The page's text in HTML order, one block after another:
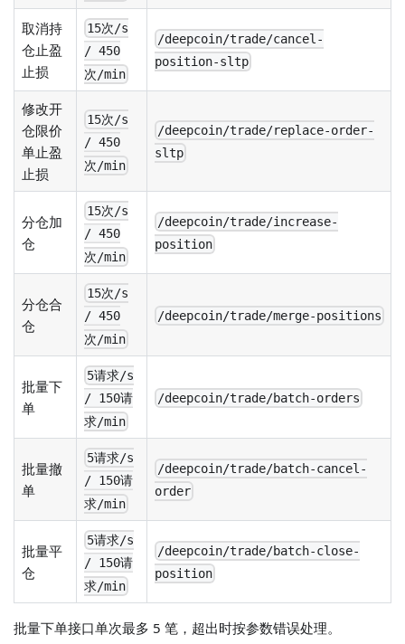
取消持
仓止盈
止损
15次/s
/ 450
次/min
/deepcoin/trade/cancel-
position-sltp
修改开
仓限价
单止盈
止损
15次/s
/ 450
次/min
/deepcoin/trade/replace-order-
sltp
分仓加
仓
15次/s
/ 450
次/min
/deepcoin/trade/increase-
position
分仓合
仓
15次/s
/ 450
次/min
/deepcoin/trade/merge-positions
批量下
单
5请求/s
/ 150请
求/min
/deepcoin/trade/batch-orders
批量撤
单
5请求/s
/ 150请
求/min
/deepcoin/trade/batch-cancel-
order
批量平
仓
5请求/s
/ 150请
求/min
/deepcoin/trade/batch-close-
position
批量下单接口单次最多 5 笔，超出时按参数错误处理。